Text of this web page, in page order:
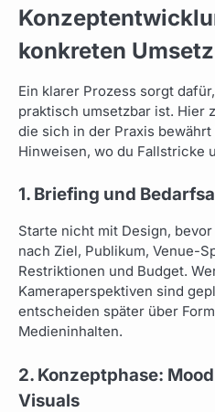
konkreten
Ein klarer Prozess sorgt
praktisch umsetzbar ist. Hier
die sich in der Praxis
Hinweisen, wo du Fallstricke
1. Briefing und
Starte nicht mit Design,
nach Ziel, Publikum, Venue-
Restriktionen und Budget.
Kameraperspektiven sind
entscheiden später über
Medieninhalten.
2. Konzeptphase:
Visuals